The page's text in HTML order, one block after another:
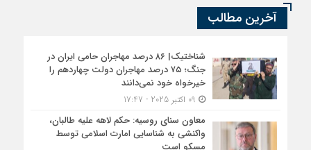
آخرین مطالب
شناختیک| ۸۶ درصد مهاجران حامی ایران در
جنگ؛ ۷۵ درصد مهاجران دولت چهاردهم را
خیرخواه خود نمی‌دانند
معاون سنای روسیه: حکم لاهه علیه طالبان،
واکنشی به شناسایی امارت اسلامی توسط
مسکو است